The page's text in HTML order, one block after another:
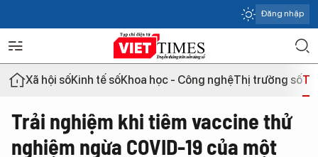
Đăng nhập
Xã hội sốKinh tế sốKhoa học - Công nghệThị trường số
Trải nghiệm khi tiêm vaccine thử
nghiệm ngừa COVID-19 của một